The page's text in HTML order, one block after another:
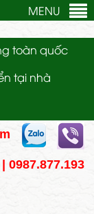
toàn quốc
tại nhà
0987.877.193
MENU